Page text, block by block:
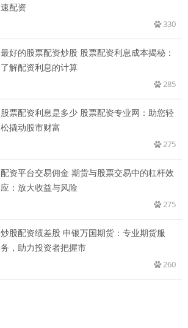
速配资
330
最好的股票配资炒股 股票配资利息成本揭秘：
了解配资利息的计算
285
股票配资利息是多少 股票配资专业网：助您轻
松撬动股市财富
275
配资平台交易佣金 期货与股票交易中的杠杆效
应：放大收益与风险
275
炒股配资绩差股 申银万国期货：专业期货服
务，助力投资者把握市
260